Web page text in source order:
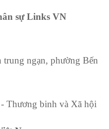
sự Links VN
ngạn, phường Bến
Thương binh và Xã hội